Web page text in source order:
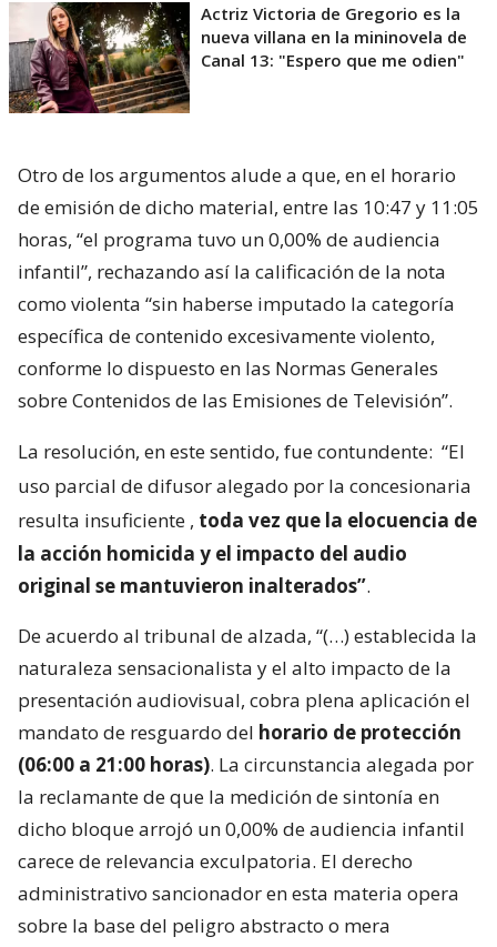
Actriz Victoria de Gregorio es la
nueva villana en la mininovela de
Canal 13: "Espero que me odien"
Otro de los argumentos alude a que, en el horario
de emisión de dicho material, entre las 10:47 y 11:05
horas, “el programa tuvo un 0,00% de audiencia
infantil”, rechazando así la calificación de la nota
como violenta “sin haberse imputado la categoría
específica de contenido excesivamente violento,
conforme lo dispuesto en las Normas Generales
sobre Contenidos de las Emisiones de Televisión”.
La resolución, en este sentido, fue contundente: “El
uso parcial de difusor alegado por la concesionaria
resulta insuficiente , toda vez que la elocuencia de
la acción homicida y el impacto del audio
original se mantuvieron inalterados”.
De acuerdo al tribunal de alzada, “(…) establecida la
naturaleza sensacionalista y el alto impacto de la
presentación audiovisual, cobra plena aplicación el
mandato de resguardo del horario de protección
(06:00 a 21:00 horas). La circunstancia alegada por
la reclamante de que la medición de sintonía en
dicho bloque arrojó un 0,00% de audiencia infantil
carece de relevancia exculpatoria. El derecho
administrativo sancionador en esta materia opera
sobre la base del peligro abstracto o mera